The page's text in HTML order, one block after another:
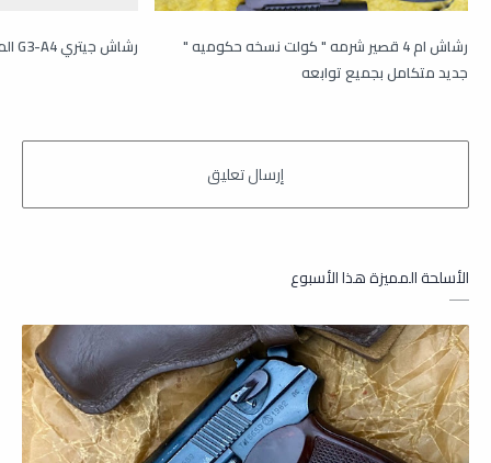
رشاش ام 4 قصير شرمه " كولت نسخه حكوميه "
جديد متكامل بجميع توابعه
رشاش جيتري G3-A4 الماني ثعلب وشعلة قعطبي
الأسلحة المميزة هذا الأسبوع